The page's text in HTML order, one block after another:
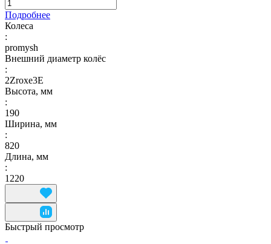
Подробнее
Колеса
:
promysh
Внешний диаметр колёс
:
2Zroxe3E
Высота, мм
:
190
Ширина, мм
:
820
Длина, мм
:
1220
Быстрый просмотр